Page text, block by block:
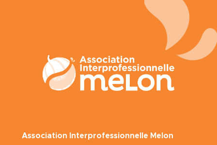
Association Interprofessionnelle Melon